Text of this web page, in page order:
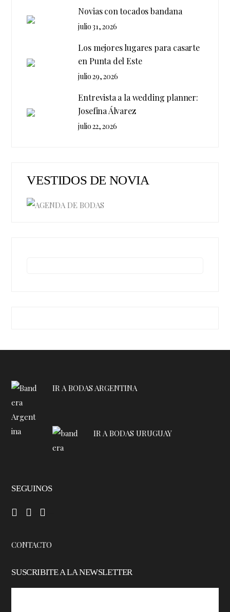
Novias con tocados bandana
julio 31, 2026
Los mejores lugares para casarte
en Punta del Este
julio 29, 2026
Entrevista a la wedding planner:
Josefina Álvarez
julio 22, 2026
VESTIDOS DE NOVIA
IR A BODAS ARGENTINA
IR A BODAS URUGUAY
SEGUINOS
CONTACTO
SUSCRIBITE A LA NEWSLETTER